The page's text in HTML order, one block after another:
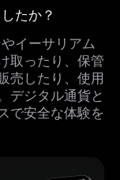
たか？
イーサリアム
取ったり、保管
売したり、使用
デジタル通貨と
で安全な体験を